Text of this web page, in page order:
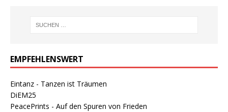
EMPFEHLENSWERT
Eintanz - Tanzen ist Träumen
DiEM25
PeacePrints - Auf den Spuren von Frieden